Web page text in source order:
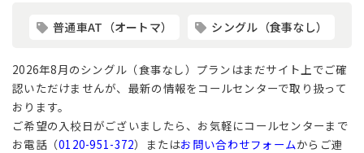
普通車AT（オートマ） シングル（食事なし）
2026年8月のシングル（食事なし）プランはまだサイト上でご確
認いただけませんが、最新の情報をコールセンターで取り扱って
おります。
ご希望の入校日がございましたら、お気軽にコールセンターまで
お電話（0120-951-372）またはお問い合わせフォームからご連